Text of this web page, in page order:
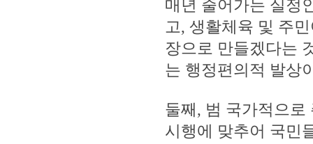
매년 줄어가는 실정
고, 생활체육 및 주
장으로 만들겠다는
는 행정편의적 발상
둘째, 범 국가적으로
시행에 맞추어 국민